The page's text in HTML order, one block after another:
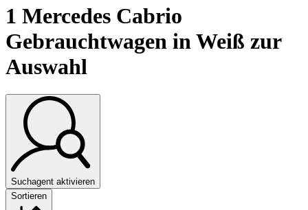
1 Mercedes Cabrio
Gebrauchtwagen in Weiß zur
Auswahl
Suchagent aktivieren
Sortieren